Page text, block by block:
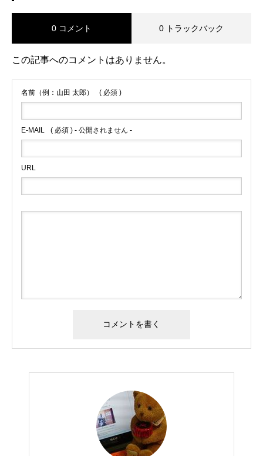
0 コメント 0 トラックバック
この記事へのコメントはありません。
名前（例：山田 太郎） ( 必須 )
E-MAIL ( 必須 ) - 公開されません -
URL